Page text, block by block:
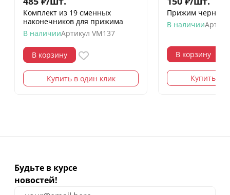
Комплект из 19 сменных
наконечников для прижима
В наличииАртикул VM137
В корзину
Купить в один клик
Прижим черный
В наличии
В корзину
Купить в
Будьте в курсе
новостей!